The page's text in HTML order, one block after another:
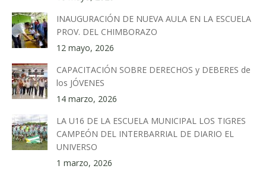
INAUGURACIÓN DE NUEVA AULA EN LA ESCUELA
PROV. DEL CHIMBORAZO
12 mayo, 2026
CAPACITACIÓN SOBRE DERECHOS y DEBERES de
los JÓVENES
14 marzo, 2026
LA U16 DE LA ESCUELA MUNICIPAL LOS TIGRES
CAMPEÓN DEL INTERBARRIAL DE DIARIO EL
UNIVERSO
1 marzo, 2026